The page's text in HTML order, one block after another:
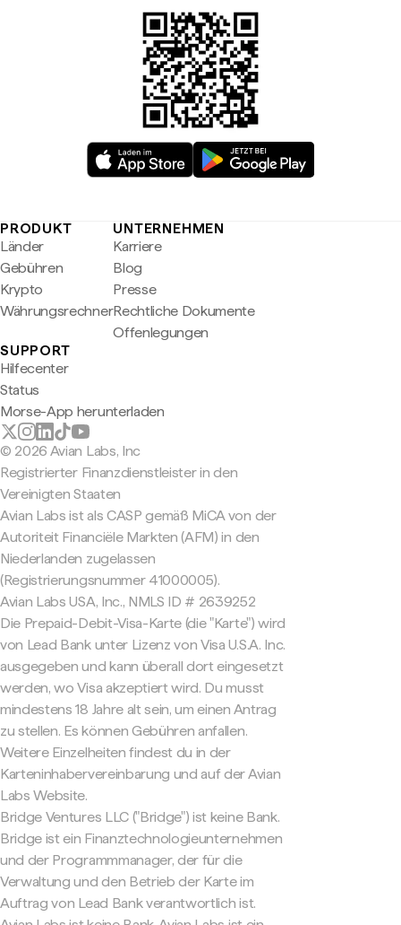
PRODUKT
Länder
Gebühren
Krypto
Währungsrechner
UNTERNEHMEN
Karriere
Blog
Presse
Rechtliche Dokumente
Offenlegungen
SUPPORT
Hilfecenter
Status
Morse-App herunterladen
© 2026 Avian Labs, Inc
Registrierter Finanzdienstleister in den
Vereinigten Staaten
Avian Labs ist als CASP gemäß MiCA von der
Autoriteit Financiële Markten (AFM) in den
Niederlanden zugelassen
(Registrierungsnummer 41000005).
Avian Labs USA, Inc., NMLS ID # 2639252
Die Prepaid-Debit-Visa-Karte (die "Karte") wird
von Lead Bank unter Lizenz von Visa U.S.A. Inc.
ausgegeben und kann überall dort eingesetzt
werden, wo Visa akzeptiert wird. Du musst
mindestens 18 Jahre alt sein, um einen Antrag
zu stellen. Es können Gebühren anfallen.
Weitere Einzelheiten findest du in der
Karteninhabervereinbarung und auf der Avian
Labs Website.
Bridge Ventures LLC ("Bridge") ist keine Bank.
Bridge ist ein Finanztechnologieunternehmen
und der Programmmanager, der für die
Verwaltung und den Betrieb der Karte im
Auftrag von Lead Bank verantwortlich ist.